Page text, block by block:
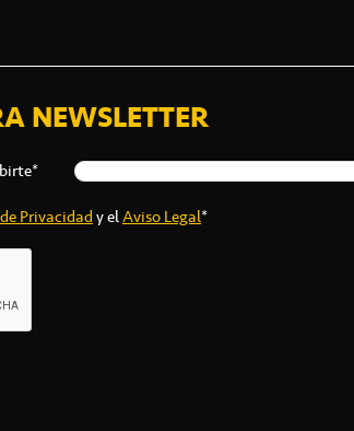
NEWSLETTER
Privacidady elAviso Legal*